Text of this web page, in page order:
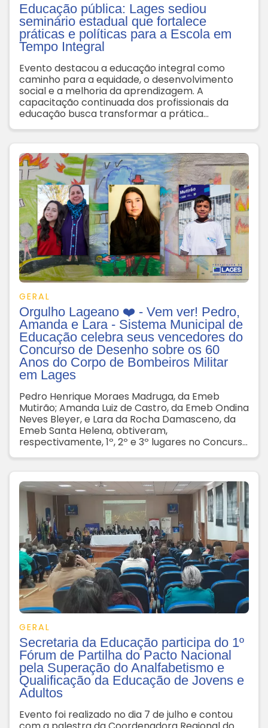
Educação pública: Lages sediou
seminário estadual que fortalece
práticas e políticas para a Escola em
Tempo Integral
Evento destacou a educação integral como
caminho para a equidade, o desenvolvimento
social e a melhoria da aprendizagem. A
capacitação continuada dos profissionais da
educação busca transformar a prática
GERAL
Orgulho Lageano ❤️ - Vem ver! Pedro,
Amanda e Lara - Sistema Municipal de
Educação celebra seus vencedores do
Concurso de Desenho sobre os 60
Anos do Corpo de Bombeiros Militar
em Lages
Pedro Henrique Moraes Madruga, da Emeb
Mutirão; Amanda Luiz de Castro, da Emeb Ondina
Neves Bleyer, e Lara da Rocha Damasceno, da
Emeb Santa Helena, obtiveram,
respectivamente, 1º, 2º e 3º lugares no Concurso
e Cores”
GERAL
Secretaria da Educação participa do 1º
Fórum de Partilha do Pacto Nacional
pela Superação do Analfabetismo e
Qualificação da Educação de Jovens e
Adultos
Evento foi realizado no dia 7 de julho e contou